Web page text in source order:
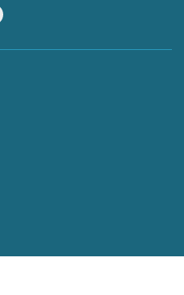
Instagram